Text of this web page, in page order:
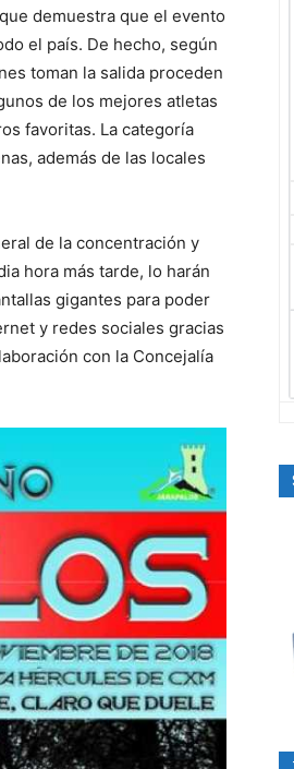
demuestra que el evento
el país. De hecho, según
toman la salida proceden
de los mejores atletas
favoritas. La categoría
además de las locales
de la concentración y
hora más tarde, lo harán
gigantes para poder
y redes sociales gracias
con la Concejalía